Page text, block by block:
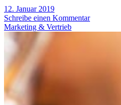
12. Januar 2019
Schreibe einen Kommentar
Marketing & Vertrieb